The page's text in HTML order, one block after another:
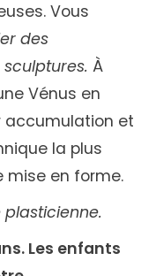
Vous
des
À
Vénus en
accumulation et
la plus
mise en forme.
plasticienne.
Les enfants